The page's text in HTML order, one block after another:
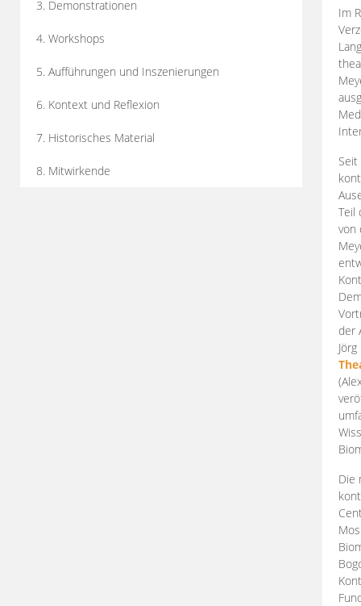
3. Demonstrationen
4. Workshops
5. Aufführungen und Inszenierungen
6. Kontext und Reflexion
7. Historisches Material
8. Mitwirkende
Im
Teil
von
der
Die